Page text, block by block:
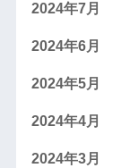
2024年7月
2024年6月
2024年5月
2024年4月
2024年3月